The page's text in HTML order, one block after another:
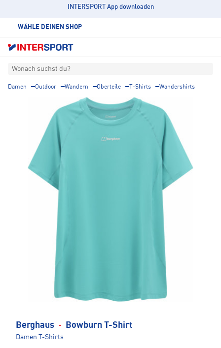
INTERSPORT App downloaden
WÄHLE DEINEN SHOP
Wonach suchst du?
Damen Outdoor Wandern Oberteile T-Shirts Wandershirts
Berghaus · Bowburn T-Shirt
Damen T-Shirts